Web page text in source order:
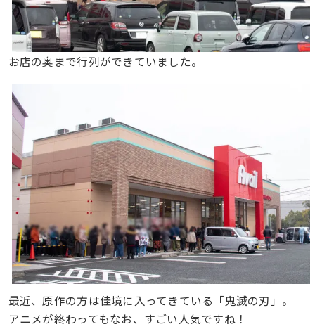
お店の奥まで行列ができていました。
最近、原作の方は佳境に入ってきている「鬼滅の刃」。
アニメが終わってもなお、すごい人気ですね！